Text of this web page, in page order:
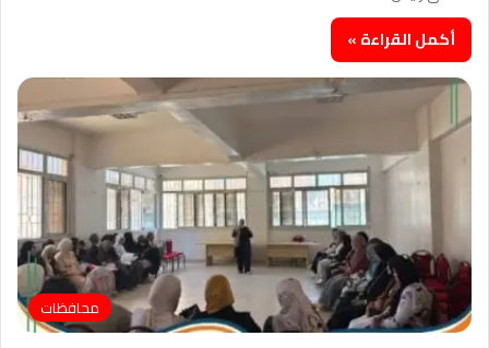
أكمل القراءة »
محافظات